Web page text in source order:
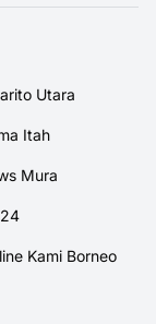
Utara
Itah
Mura
Kami Borneo